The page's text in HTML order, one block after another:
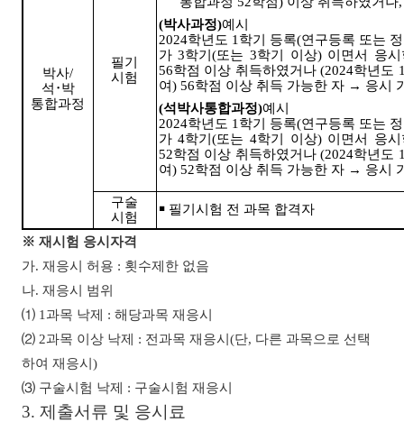
박사/
석 ･박
통합과정
필기
시험
(박사과정)예시
2024학년도 1 학기 등록(연구등록 또는
가3학기(또는3학기 이상) 이면서 응시
56학점 이상 취득하였거나(2024학년도
여) 56학점 이상 취득 가능한 자 → 응시
(석박사통합과정)예시
2024학년도 1 학기 등록(연구등록 또는
가4학기(또는4학기 이상) 이면서 응시
52학점 이상 취득하였거나(2024학년도
여) 52학점 이상 취득 가능한 자 → 응시
구술
시험
￭ 필기시험 전 과목 합격자
※ 재시험 응시자격
가. 재응시 허용 : 횟수제한 없음
나. 재응시 범위
⑴ 1과목 낙제 : 해당과목 재응시
⑵ 2과목 이상 낙제 : 전과목 재응시 (단, 다른 과목으로 선택
하여 재응시 )
⑶ 구술시험 낙제 : 구술시험 재응시
3. 제출서류 및 응시료